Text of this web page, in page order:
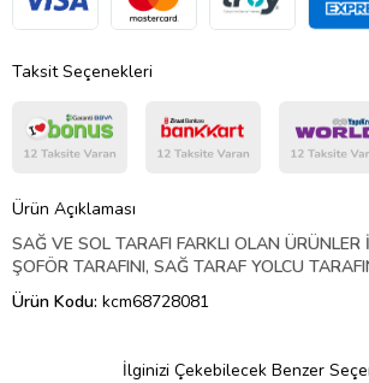
Taksit Seçenekleri
Ürün Açıklaması
SAĞ VE SOL TARAFI FARKLI OLAN
ŞOFÖR TARAFINI, SAĞ TARAF YOLCU
Ürün Kodu: kcm68728081
İlginizi Çekebilecek Benzer